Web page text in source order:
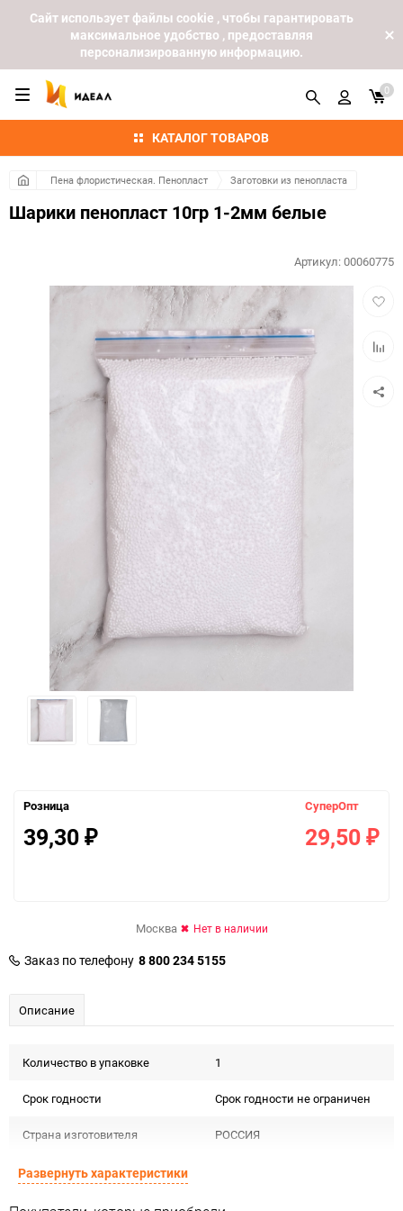
Cайт использует файлы cookie , чтобы гарантировать
максимальное удобство , предоставляя
персонализированную информацию.
КАТАЛОГ ТОВАРОВ
0
Пена флористическая. Пенопласт Заготовки из пенопласта
Шарики пенопласт 10гр 1-2мм белые
Артикул:00060775
Розница
39,30 ₽
СуперОпт
29,50 ₽
Москва Нет в наличии
Заказ по телефону 8 800 234 5155
Описание
Количество в упаковке 1
Срок годности Срок годности не ограничен
Страна изготовителя РОССИЯ
Предназначение товара
Сертификация Не подлежит сертификации
Развернуть характеристики